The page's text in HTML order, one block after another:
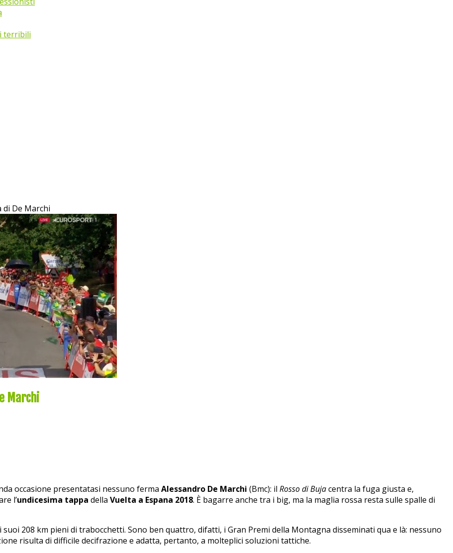
terribili
De Marchi
Marchi
occasione presentatasi nessuno ferma Alessandro De Marchi (Bmc): il Rosso di Bujacentra la fuga giusta e,
l’undicesima tappa della Vuelta a Espana 2018. È bagarre anche tra i big, ma la maglia rossa resta sulle spalle di
208 km pieni di trabocchetti. Sono ben quattro, difatti, i Gran Premi della Montagna disseminati qua e là: nessuno
risulta di difficile decifrazione e adatta, pertanto, a molteplici soluzioni tattiche.